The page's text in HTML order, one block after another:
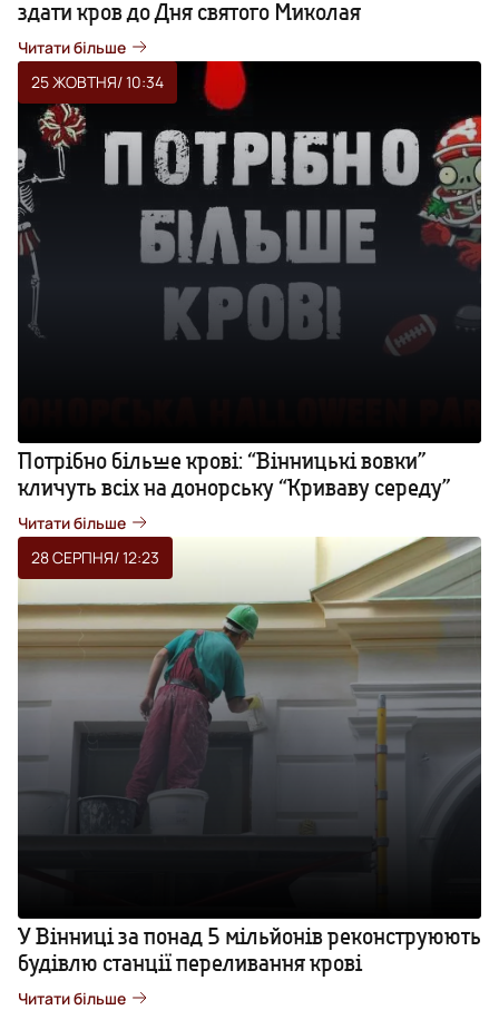
здати кров до Дня святого Миколая
Читати більше
25 ЖОВТНЯ/ 10:34
Потрібно більше крові: “Вінницькі вовки”
кличуть всіх на донорську “Криваву середу”
Читати більше
28 СЕРПНЯ/ 12:23
У Вінниці за понад 5 мільйонів реконструюють
будівлю станції переливання крові
Читати більше